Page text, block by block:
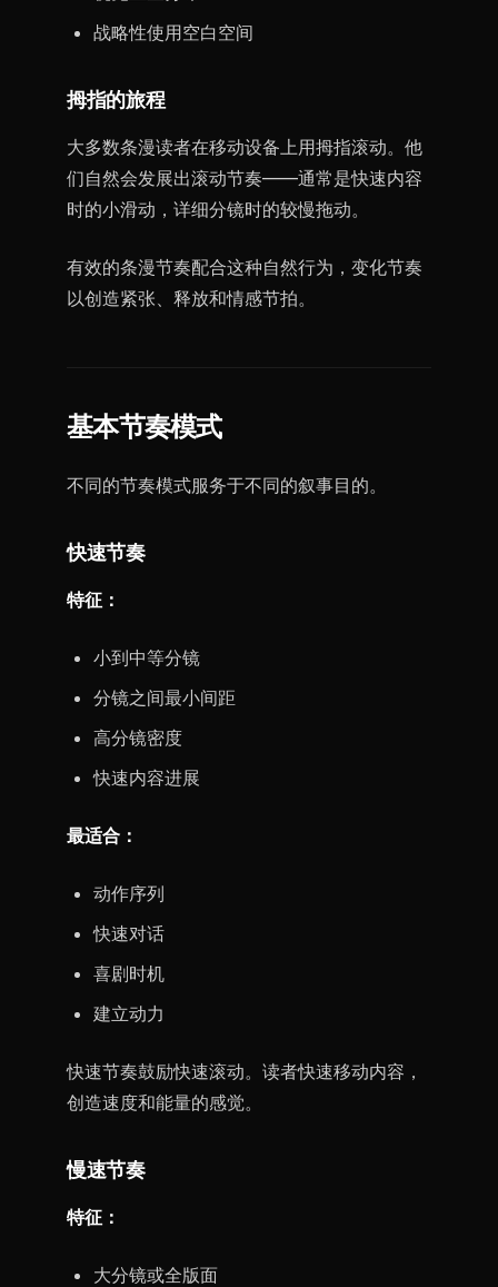
战略性使用空白空间
拇指的旅程
大多数条漫读者在移动设备上用拇指滚动。他
们自然会发展出滚动节奏——通常是快速内容
时的小滑动，详细分镜时的较慢拖动。
有效的条漫节奏配合这种自然行为，变化节奏
以创造紧张、释放和情感节拍。
基本节奏模式
不同的节奏模式服务于不同的叙事目的。
快速节奏
特征：
小到中等分镜
分镜之间最小间距
高分镜密度
快速内容进展
最适合：
动作序列
快速对话
喜剧时机
建立动力
快速节奏鼓励快速滚动。读者快速移动内容，
创造速度和能量的感觉。
慢速节奏
特征：
大分镜或全版面